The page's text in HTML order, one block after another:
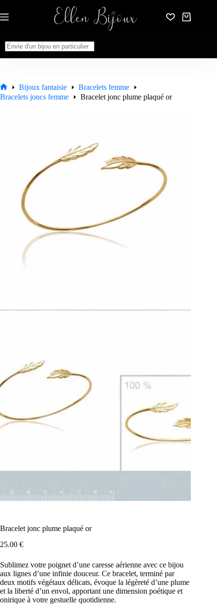
au
contenu
Panier
Accueil
Bijoux fantaisie
Bracelets femme
Bracelets joncs femme
Bracelet jonc plume plaqué or
Bracelet jonc plume plaqué or
25.00 €
Sublimez votre poignet d’une caresse aérienne avec ce bijou
aux lignes d’une infinie douceur. Ce bracelet, terminé par
deux motifs végétaux délicats, évoque la légèreté d’une plume
et la liberté d’un envol, apportant une dimension poétique et
onirique à votre gestuelle quotidienne.